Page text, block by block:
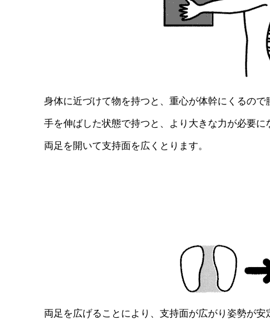
身体に近づけて物を持つと、重心が体幹にくるの
手を伸ばした状態で持つと、より大きな力が必要
両足を開いて支持面を広くとります。
両足を広げることにより、支持面が広がり姿勢が